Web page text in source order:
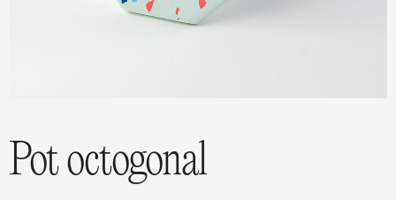
Pot octogonal